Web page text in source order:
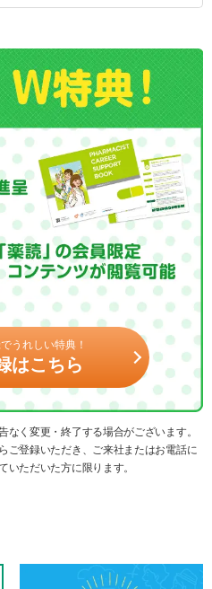
うれしい特典！
はこちら
く変更・終了する場合がございます。
ご登録いただき、ご来社またはお電話に
いただいた方に限ります。